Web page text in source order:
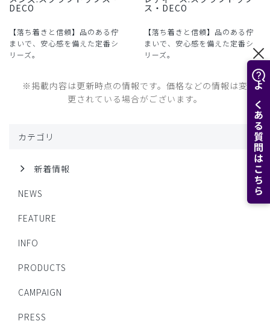
よくある質問はこちら
DECO
【落ち着きと信頼】品のある佇
まいで、安心感を備えた定番シ
リーズ。
ス・DECO
【落ち着きと信頼】品のある佇
まいで、安心感を備えた定番シ
リーズ。
※掲載内容は更新時点の情報です。価格などの情報は変
更されている場合がございます。
カテゴリ
新着情報
NEWS
FEATURE
INFO
PRODUCTS
CAMPAIGN
PRESS